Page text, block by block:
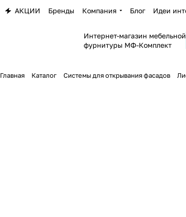
АКЦИИ Бренды Компания Блог Идеи
Интернет-магазин мебельной
фурнитуры МФ-Комплект
Главная Каталог Системы для открывания фасадов